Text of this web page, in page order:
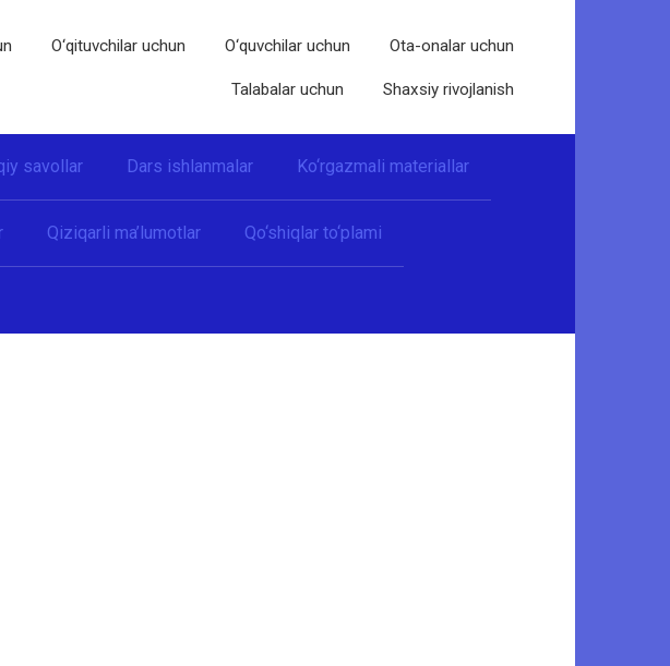
O‘qituvchilar uchun O‘quvchilar uchun Ota-onalar uchun
Talabalar uchun Shaxsiy rivojlanish
savollar Dars ishlanmalar Ko‘rgazmali materiallar
Qiziqarli ma’lumotlar Qo‘shiqlar to‘plami